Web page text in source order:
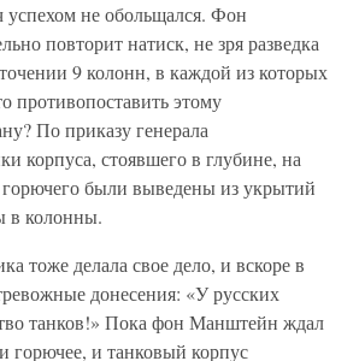
не обольщался. Фон
повторит натиск, не зря разведка
9 колонн, в каждой из которых
противопоставить этому
По приказу генерала
корпуса, стоявшего в глубине, на
были выведены из укрытий
в колонны.
тоже делала свое дело, и вскоре в
донесения: «У русских
танков!» Пока фон Манштейн ждал
горючее, и танковый корпус